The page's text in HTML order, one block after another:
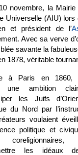
novembre, la
Universelle (AIU) lors
et président de l’
Avec sa verve
savante la
1878, véritable
à Paris en 1860,
une ambition
les Juifs
du Nord par
voulaient
politique et
coreligionnaires,
les idéaux